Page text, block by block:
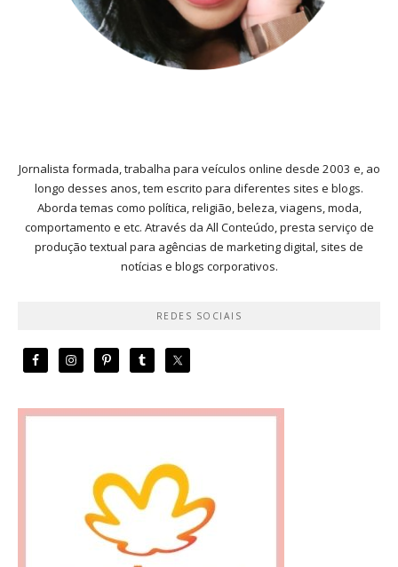
Jornalista formada, trabalha para veículos online desde 2003 e, ao
longo desses anos, tem escrito para diferentes sites e blogs.
Aborda temas como política, religião, beleza, viagens, moda,
comportamento e etc. Através da All Conteúdo, presta serviço de
produção textual para agências de marketing digital, sites de
notícias e blogs corporativos.
REDES SOCIAIS